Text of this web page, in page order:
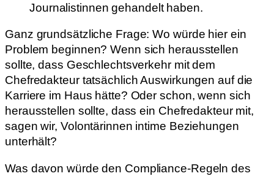
Journalistinnen gehandelt haben.
Ganz grundsätzliche Frage: Wo würde hier ein
Problem beginnen? Wenn sich herausstellen
sollte, dass Geschlechtsverkehr mit dem
Chefredakteur tatsächlich Auswirkungen auf die
Karriere im Haus hätte? Oder schon, wenn sich
herausstellen sollte, dass ein Chefredakteur mit,
sagen wir, Volontärinnen intime Beziehungen
unterhält?
Was davon würde den Compliance-Regeln des